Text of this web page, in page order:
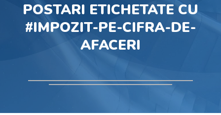
POSTARI ETICHETATE CU
#IMPOZIT-PE-CIFRA-DE-
AFACERI